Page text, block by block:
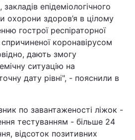
епідеміологічного
охорони здоров’я в цілому
гострої респіраторної
коронавірусом
дають змогу
ситуацію на
дату рівні", - пояснили в
по завантаженості ліжок -
тестуванням - більше 24
відсоток позитивних